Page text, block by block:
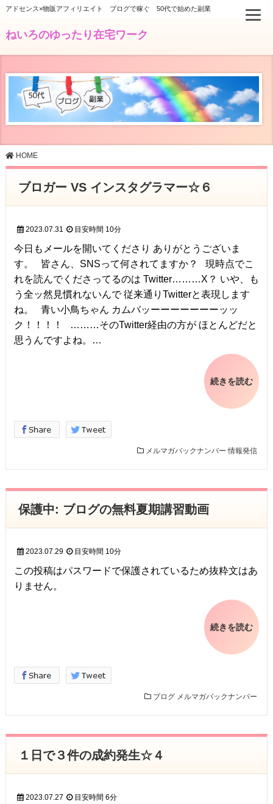
アドセンス×物販アフィリエイト ブログで稼ぐ 50代で始めた副業
ねいろのゆったり在宅ワーク
HOME
ブロガー VS インスタグラマー☆６
2023.07.31 目安時間 10分
今日もメールを開いてくださり ありがとうございま
す。 皆さん、SNSって何されてますか？ 現時点でこ
れを読んでくださってるのは Twitter………X？ いや、も
う全ッ然見慣れないんで 従来通りTwitterと表現します
ね。 青い小鳥ちゃん カムバッーーーーーーーッッ
ク！！！！ ………そのTwitter経由の方が ほとんどだと
思うんですよね。…
続きを読む
メルマガバックナンバー 情報発信
保護中: ブログの無料夏期講習動画
2023.07.29 目安時間 10分
この投稿はパスワードで保護されているため抜粋文はあ
りません。
続きを読む
ブログ メルマガバックナンバー
１日で３件の成約発生☆４
2023.07.27 目安時間 6分